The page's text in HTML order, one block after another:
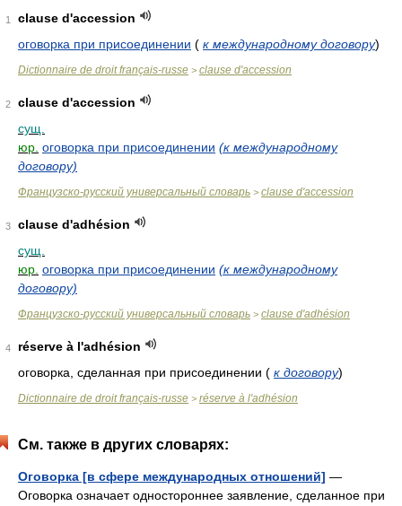
1
clause d'accession
оговорка при присоединении ( к международному договору)
Dictionnaire de droit français-russe > clause d'accession
2
clause d'accession
сущ.
юр. оговорка при присоединении (к международному
договору)
Французско-русский универсальный словарь > clause d'accession
3
clause d'adhésion
сущ.
юр. оговорка при присоединении (к международному
договору)
Французско-русский универсальный словарь > clause d'adhésion
4
réserve à l'adhésion
оговорка, сделанная при присоединении ( к договору)
Dictionnaire de droit français-russe > réserve à l'adhésion
См. также в других словарях:
Оговорка [в сфере международных отношений] —
Оговорка означает одностороннее заявление, сделанное при